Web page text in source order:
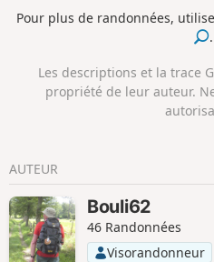
la Première guerre mondiale
Pour plus de randonnées,
.
Les descriptions et la trace
propriété de leur auteur.
AUTEUR
Bouli62
46 Randonnées
Visorandonneur